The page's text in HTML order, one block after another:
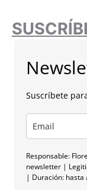
Suscríbete
Responsable:
newsletter |
| Duración: hasta